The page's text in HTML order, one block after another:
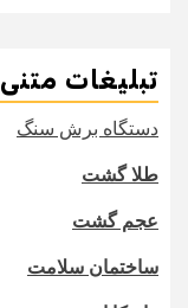
تبلیغات متنی
دستگاه برش سنگ
طلا گشت
عجم گشت
ساختمان سلامت